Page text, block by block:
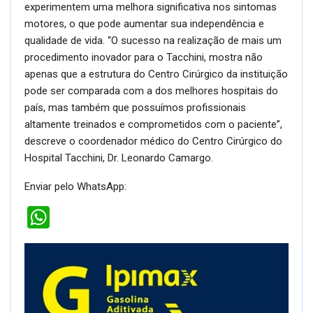
experimentem uma melhora significativa nos sintomas
motores, o que pode aumentar sua independência e
qualidade de vida. “O sucesso na realização de mais um
procedimento inovador para o Tacchini, mostra não
apenas que a estrutura do Centro Cirúrgico da instituição
pode ser comparada com a dos melhores hospitais do
país, mas também que possuímos profissionais
altamente treinados e comprometidos com o paciente”,
descreve o coordenador médico do Centro Cirúrgico do
Hospital Tacchini, Dr. Leonardo Camargo.
Enviar pelo WhatsApp: